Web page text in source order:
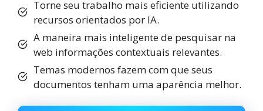
Torne seu trabalho mais eficiente utilizando
recursos orientados por IA.
A maneira mais inteligente de pesquisar na
web informações contextuais relevantes.
Temas modernos fazem com que seus
documentos tenham uma aparência melhor.